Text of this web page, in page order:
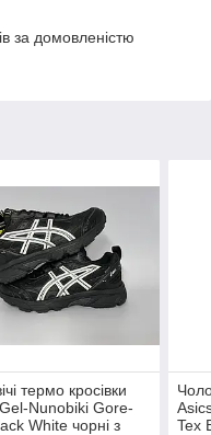
за домовленістю
термо кросівки
Nunobiki Gore-
White чорні з
Tex